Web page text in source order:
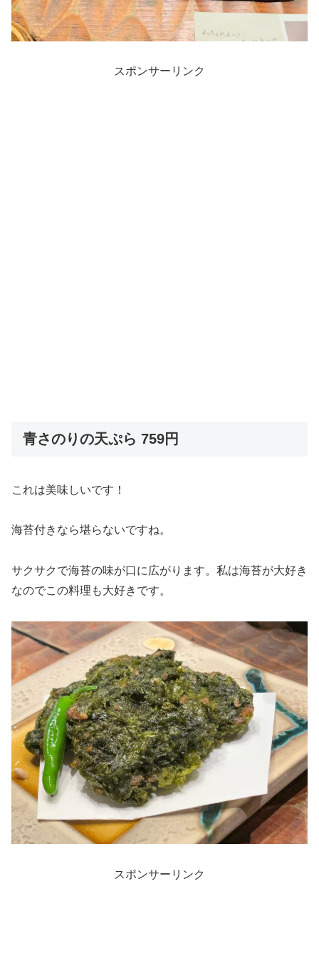
スポンサーリンク
青さのりの天ぷら 759円
これは美味しいです！
海苔付きなら堪らないですね。
サクサクで海苔の味が口に広がります。私は海苔が大好き
なのでこの料理も大好きです。
スポンサーリンク